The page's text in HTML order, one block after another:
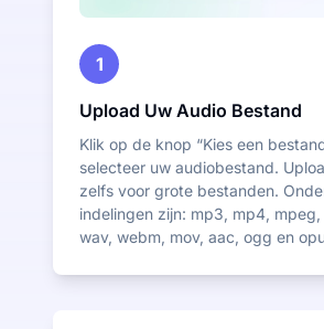
1
Upload Uw Audio Bestand
Klik op de knop “Kies een
selecteer uw audiobestand.
zelfs voor grote bestanden.
indelingen zijn: mp3, mp4,
wav, webm, mov, aac, ogg en